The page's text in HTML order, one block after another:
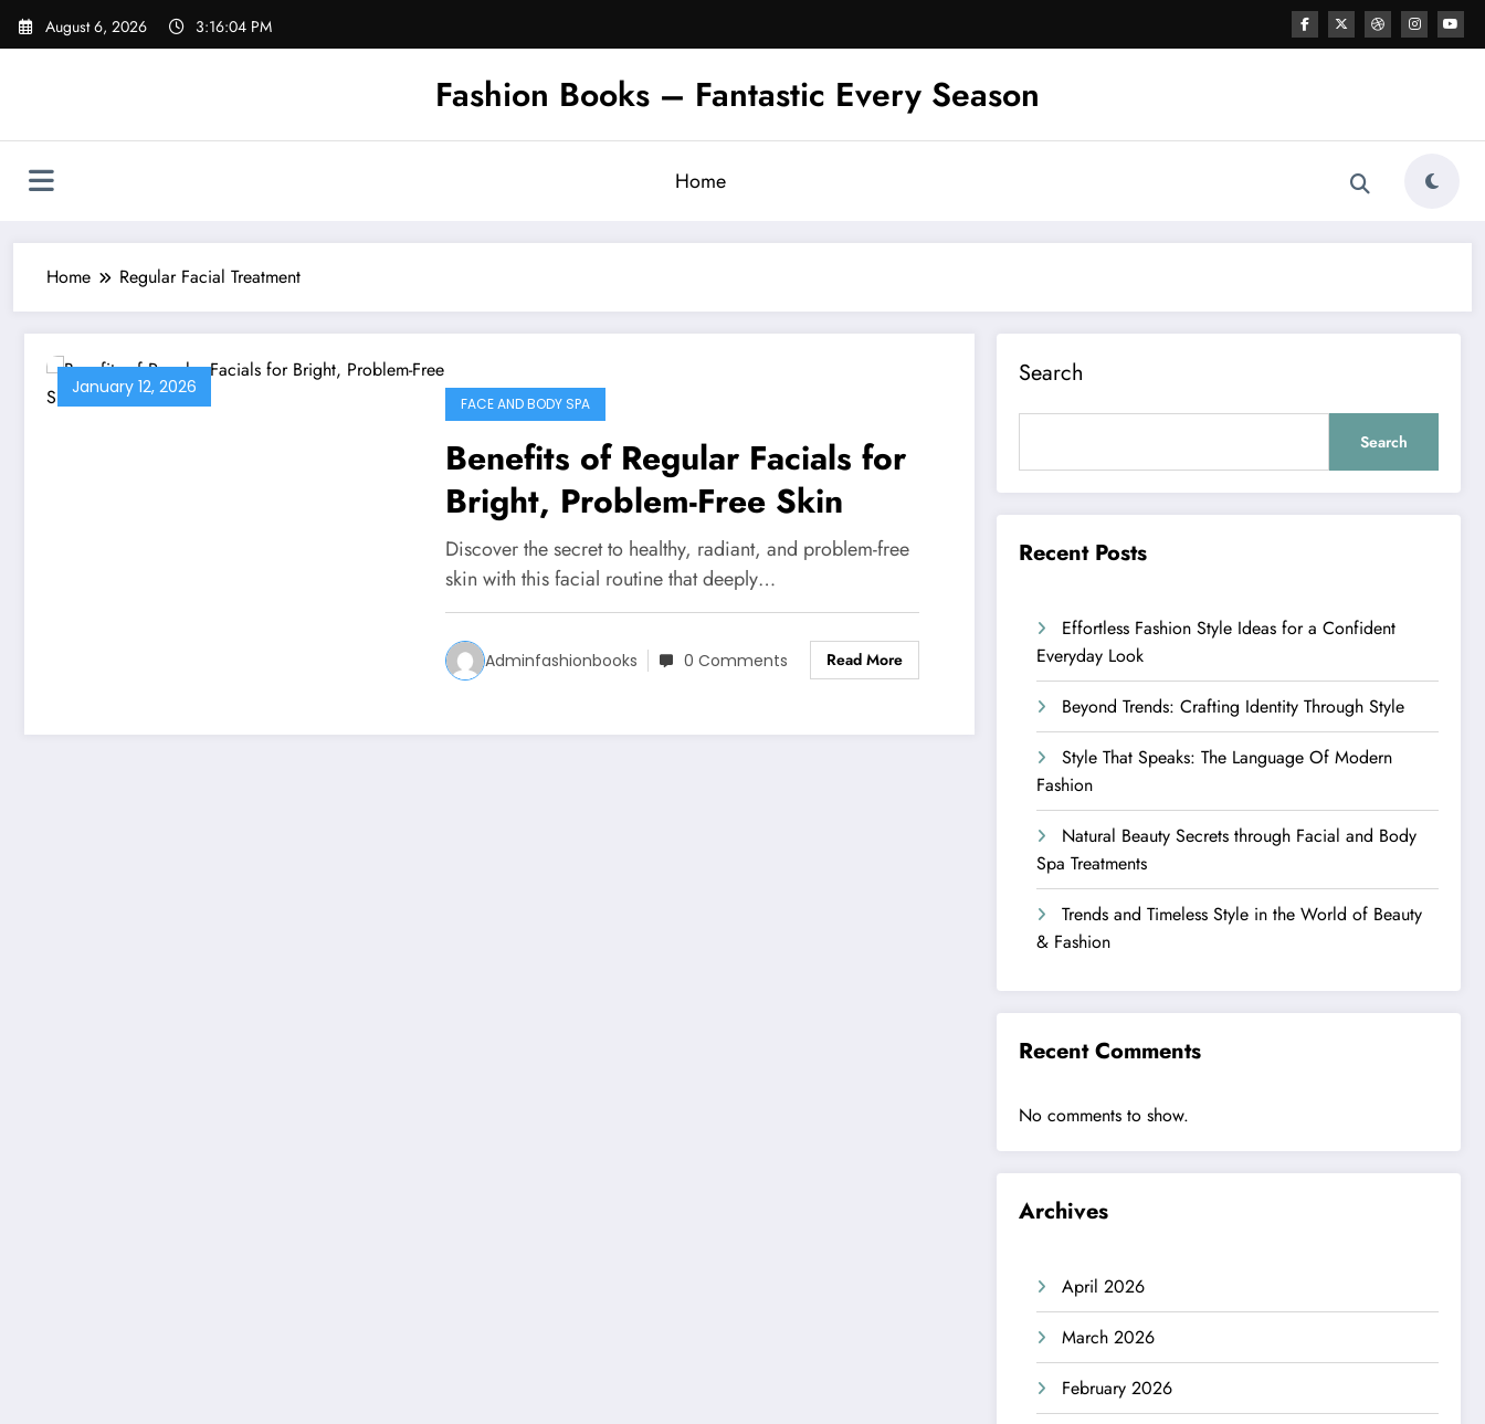
Skip
August 6, 2026 3:16:04 PM
Fashion Books – Fantastic Every Season
Home
Home Regular Facial Treatment
January 12, 2026
FACE AND BODY SPA
Benefits of Regular Facials for
Bright, Problem-Free Skin
Discover the secret to healthy, radiant, and problem-free
skin with this facial routine that deeply…
Adminfashionbooks 0 Comments Read More
Search
Search
Recent Posts
Effortless Fashion Style Ideas for a Confident
Everyday Look
Beyond Trends: Crafting Identity Through Style
Style That Speaks: The Language Of Modern
Fashion
Natural Beauty Secrets through Facial and Body
Spa Treatments
Trends and Timeless Style in the World of Beauty
& Fashion
Recent Comments
No comments to show.
Archives
April 2026
March 2026
February 2026